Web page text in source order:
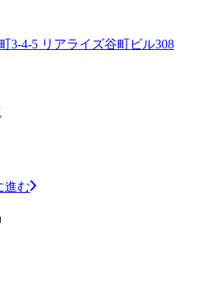
3-4-5 リアライズ谷町ビル308
進む